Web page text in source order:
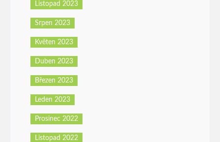
Listopad 2023
Srpen 2023
Květen 2023
Duben 2023
Březen 2023
Leden 2023
Prosinec 2022
Listopad 2022